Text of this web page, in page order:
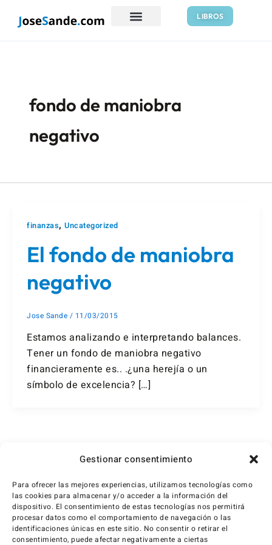
Gestionar consentimiento
Para ofrecer las mejores experiencias, utilizamos tecnologías como
las cookies para almacenar y/o acceder a la información del
dispositivo. El consentimiento de estas tecnologías nos permitirá
procesar datos como el comportamiento de navegación o las
identificaciones únicas en este sitio. No consentir o retirar el
consentimiento, puede afectar negativamente a ciertas
LIBROS
fondo de maniobra
negativo
finanzas, Uncategorized
El fondo de maniobra
negativo
Jose Sande / 11/03/2015
Estamos analizando e interpretando balances.
Tener un fondo de maniobra negativo
financieramente es.. .¿una herejía o un
símbolo de excelencia? […]
de
2 … 4 Siguiente